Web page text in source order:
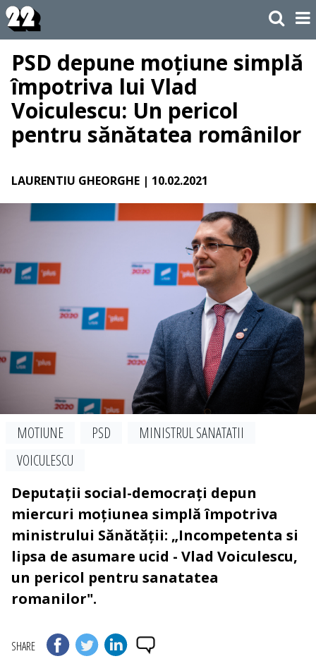
PSD depune moțiune simplă
împotriva lui Vlad
Voiculescu: Un pericol
pentru sănătatea românilor
LAURENTIU GHEORGHE | 10.02.2021
MOTIUNE PSD
MINISTRUL SANATATII
VOICULESCU
Deputații social-democrați depun
miercuri moțiunea simplă împotriva
ministrului Sănătății: „Incompetenta si
lipsa de asumare ucid - Vlad Voiculescu,
un pericol pentru sanatatea
romanilor".
SHARE